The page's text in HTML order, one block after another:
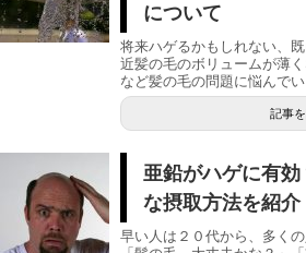
について
将来ハゲるかもしれない、
近髪の毛のボリュームが薄
など髪の毛の問題に悩んでい
記事
亜鉛がハゲに有
な摂取方法を紹介
早い人は２０代から、多く